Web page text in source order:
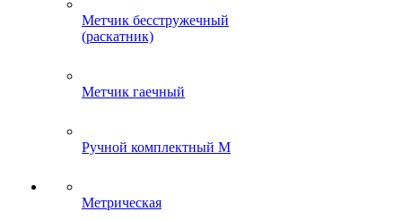
Метчик бесстружечный
(раскатник)
Метчик гаечный
Ручной комплектный M
Метрическая